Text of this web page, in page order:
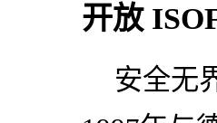
开放
安全无